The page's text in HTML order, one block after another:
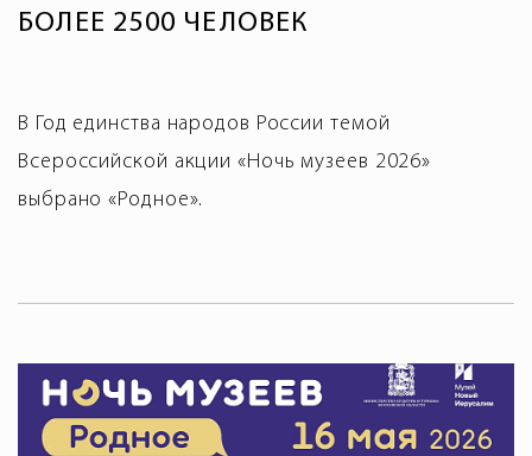
БОЛЕЕ 2500 ЧЕЛОВЕК
В Год единства народов России темой
Всероссийской акции «Ночь музеев 2026»
выбрано «Родное».